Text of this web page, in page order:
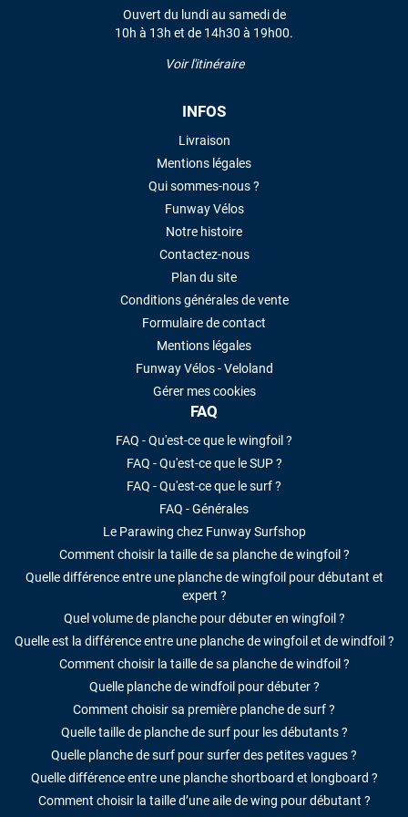
Ouvert du lundi au samedi de
10h à 13h et de 14h30 à 19h00.
Voir l'itinéraire
INFOS
Livraison
Mentions légales
Qui sommes-nous ?
Funway Vélos
Notre histoire
Contactez-nous
Plan du site
Conditions générales de vente
Formulaire de contact
Mentions légales
Funway Vélos - Veloland
Gérer mes cookies
FAQ
FAQ - Qu'est-ce que le wingfoil ?
FAQ - Qu'est-ce que le SUP ?
FAQ - Qu'est-ce que le surf ?
FAQ - Générales
Le Parawing chez Funway Surfshop
Comment choisir la taille de sa planche de wingfoil ?
Quelle différence entre une planche de wingfoil pour débutant et
expert ?
Quel volume de planche pour débuter en wingfoil ?
Quelle est la différence entre une planche de wingfoil et de windfoil ?
Comment choisir la taille de sa planche de windfoil ?
Quelle planche de windfoil pour débuter ?
Comment choisir sa première planche de surf ?
Quelle taille de planche de surf pour les débutants ?
Quelle planche de surf pour surfer des petites vagues ?
Quelle différence entre une planche shortboard et longboard ?
Comment choisir la taille d’une aile de wing pour débutant ?
LAISSER UN AVIS